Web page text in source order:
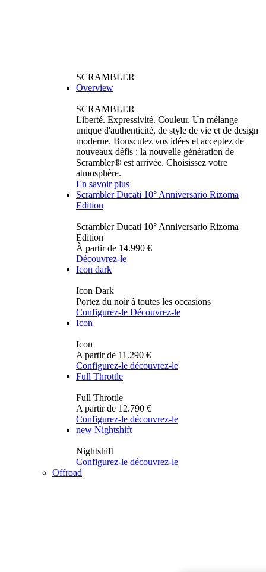
SCRAMBLER
Overview
SCRAMBLER
Liberté. Expressivité. Couleur. Un mélange
unique d'authenticité, de style de vie et de design
moderne. Bousculez vos idées et acceptez de
nouveaux défis : la nouvelle génération de
Scrambler® est arrivée. Choisissez votre
atmosphère.
En savoir plus
Scrambler Ducati 10° Anniversario Rizoma
Edition
Scrambler Ducati 10° Anniversario Rizoma
Edition
À partir de 14.990 €
Découvrez-le
Icon dark
Icon Dark
Portez du noir à toutes les occasions
Configurez-le Découvrez-le
Icon
Icon
A partir de 11.290 €
Configurez-le découvrez-le
Full Throttle
Full Throttle
A partir de 12.790 €
Configurez-le découvrez-le
new Nightshift
Nightshift
Configurez-le découvrez-le
Offroad